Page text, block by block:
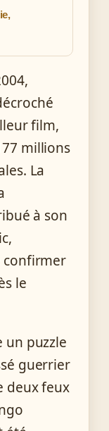
film,
millions
La
à son
confirmer
le
un puzzle
guerrier
deux feux